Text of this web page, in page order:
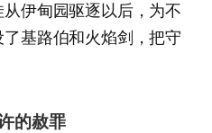
从伊甸园驱逐以后，为不
基路伯和火焰剑，把守
的赦罪